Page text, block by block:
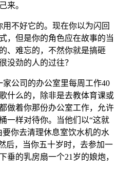
来。
不好它的。现在你以为闪回
，但是你的角色应在故事的当
、难忘的，不然你就是搞砸
没劲的人的过往？
公司的办公室里每周工作40
什么的，除非是去教体育课或
做着你那份办公室工作，允许
一样对待你。当他们以“这就
你去清理休息室饮水机的水
后，当你五十岁时，去参加一
垂的乳房扇一个21岁的娘炮，